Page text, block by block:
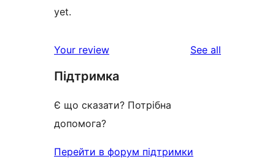
yet.
Your review See all
Підтримка
Є що сказати? Потрібна
допомога?
Перейти в форум підтримки